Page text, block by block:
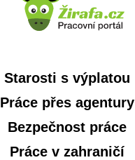
Starosti s výplatou
Práce přes agentury
Bezpečnost práce
Práce v zahraničí